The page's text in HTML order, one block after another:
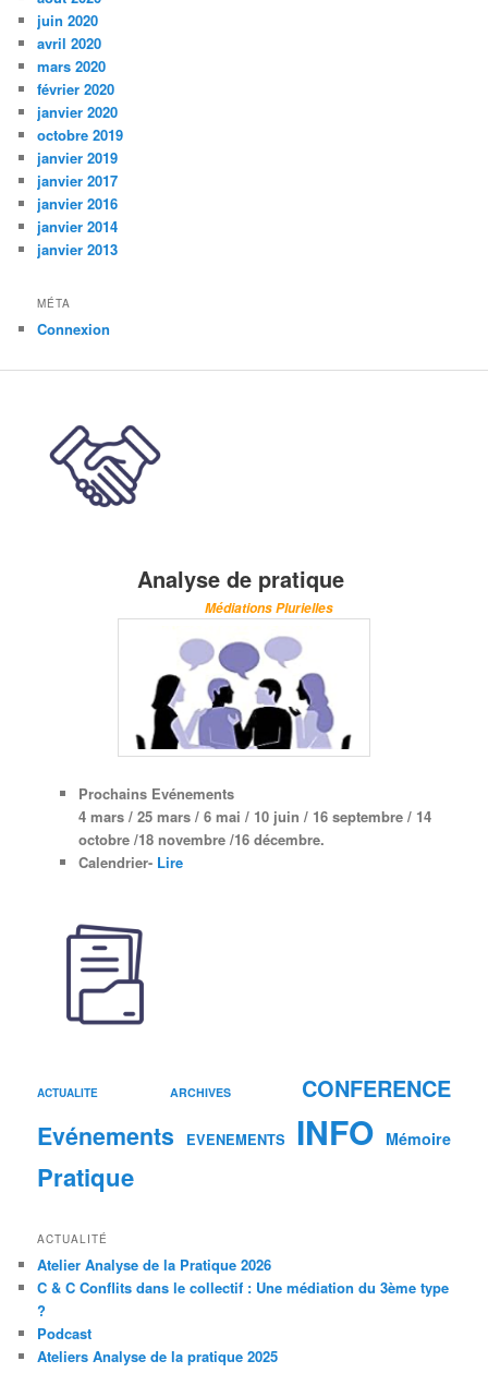
juin 2020
avril 2020
mars 2020
février 2020
janvier 2020
octobre 2019
janvier 2019
janvier 2017
janvier 2016
janvier 2014
janvier 2013
MÉTA
Connexion
Analyse de pratique
Médiations Plurielles
Prochains Evénements
4 mars / 25 mars / 6 mai / 10 juin / 16 septembre / 14
octobre /18 novembre /16 décembre.
Calendrier- Lire
ACTUALITE ARCHIVES CONFERENCE
Evénements EVENEMENTS INFO Mémoire
Pratique
ACTUALITÉ
Atelier Analyse de la Pratique 2026
C & C Conflits dans le collectif : Une médiation du 3ème type
?
Podcast
Ateliers Analyse de la pratique 2025